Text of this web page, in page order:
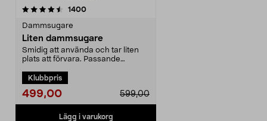
1400recensioner
Dammsugare
Liten dammsugare
Smidig att använda och tar liten
plats att förvara. Passande
Klubbpris
499,00 599,00
Lägg i varukorg